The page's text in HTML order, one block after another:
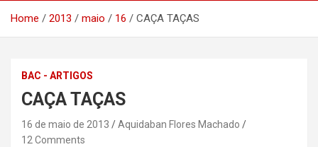
Home 2013 maio 16 CAÇA TAÇAS
BAC - ARTIGOS
CAÇA TAÇAS
16 de maio de 2013
Aquidaban Flores Machado
12 Comments